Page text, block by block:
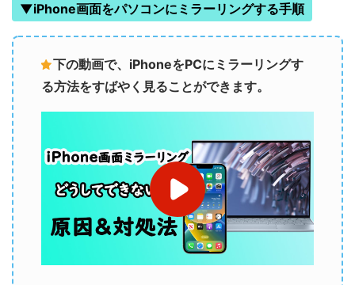
▼iPhone画面をパソコンにミラーリングする手順
下の動画で、iPhoneをPCにミラーリングす
る方法をすばやく見ることができます。